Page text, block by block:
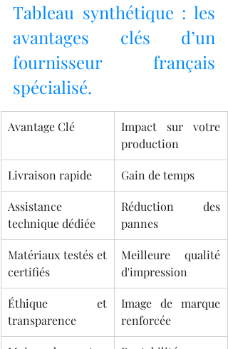
Tableau synthétique : les
avantages clés d’un
fournisseur français
spécialisé.
Avantage Clé
Impact sur votre
production
Livraison rapide Gain de temps
Assistance
technique dédiée
Réduction des
pannes
Matériaux testés et
certifiés
Meilleure qualité
d'impression
Éthique et
transparence
Image de marque
renforcée